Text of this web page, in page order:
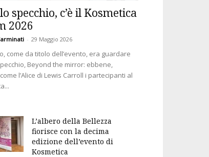
specchio, c’è il Kosmetica
2026
- 29 Maggio 2026
come da titolo dell’evento, era guardare
Beyond the mirror: ebbene,
l’Alice di Lewis Carroll i partecipanti al
L’albero della Bellezza
fiorisce con la decima
edizione dell’evento di
Kosmetica